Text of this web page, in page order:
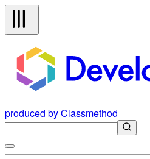
produced by Classmethod